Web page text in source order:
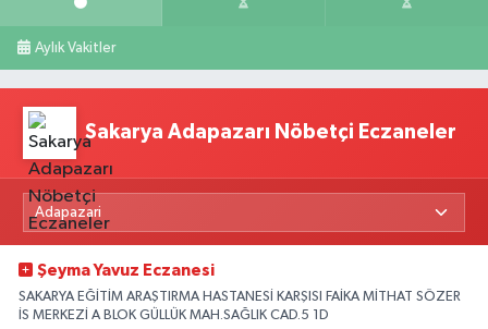
Aylık Vakitler
Sakarya Adapazarı Nöbetçi Eczaneler
Şeyma Yavuz Eczanesi
SAKARYA EĞİTİM ARAŞTIRMA HASTANESİ KARŞISI FAİKA MİTHAT SÖZER
İS MERKEZİ A BLOK GÜLLÜK MAH.SAĞLIK CAD.5 1D